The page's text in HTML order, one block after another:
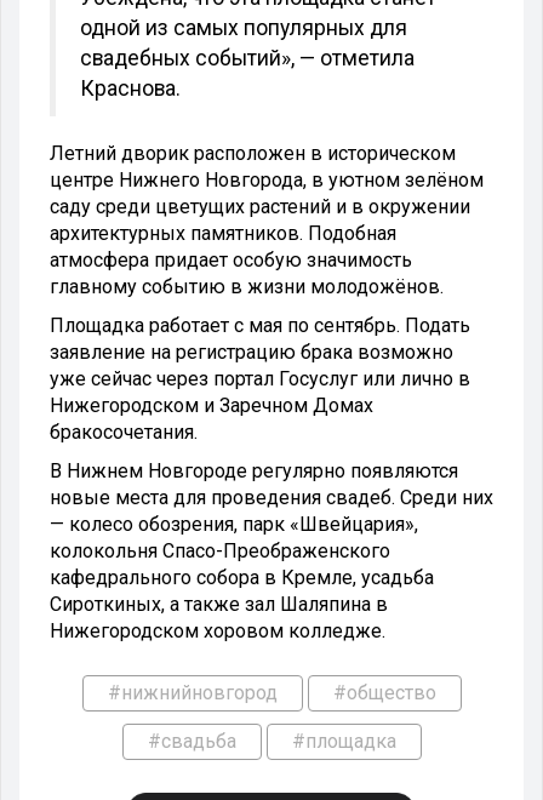
одной из самых популярных для
свадебных событий», — отметила
Краснова.
Летний дворик расположен в историческом
центре Нижнего Новгорода, в уютном зелёном
саду среди цветущих растений и в окружении
архитектурных памятников. Подобная
атмосфера придает особую значимость
главному событию в жизни молодожёнов.
Площадка работает с мая по сентябрь. Подать
заявление на регистрацию брака возможно
уже сейчас через портал Госуслуг или лично в
Нижегородском и Заречном Домах
бракосочетания.
В Нижнем Новгороде регулярно появляются
новые места для проведения свадеб. Среди них
— колесо обозрения, парк «Швейцария»,
колокольня Спасо-Преображенского
кафедрального собора в Кремле, усадьба
Сироткиных, а также зал Шаляпина в
Нижегородском хоровом колледже.
#нижнийновгород #общество
#свадьба #площадка